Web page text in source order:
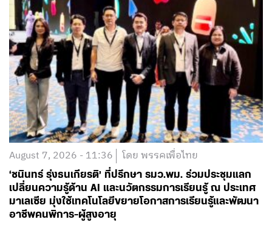
August 7, 2026 - 11:36 โดย พรรคเพื่อไทย
‘ชนินทร์ รุ่งธนเกียรติ’ ที่ปรึกษา รมว.พม. ร่วมประชุมแลก
เปลี่ยนความรู้ด้าน AI และนวัตกรรมการเรียนรู้ ณ ประเทศ
มาเลเซีย มุ่งใช้เทคโนโลยีขยายโอกาสการเรียนรู้และพัฒนา
อาชีพคนพิการ-ผู้สูงอายุ